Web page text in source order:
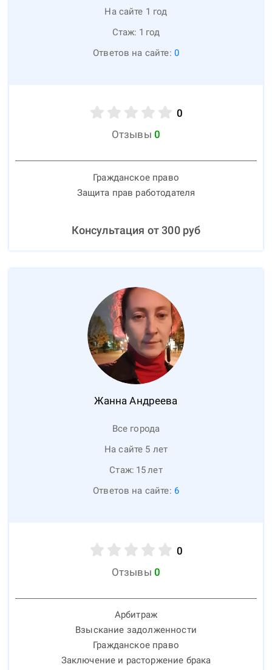
На сайте 1 год
Стаж: 1 год
Ответов на сайте: 0
0
Отзывы 0
Гражданское право
Защита прав работодателя
Консультация от300руб
Жанна Андреева
Все города
На сайте 5 лет
Стаж: 15лет
Ответов на сайте: 6
0
Отзывы 0
Арбитраж
Взыскание задолженности
Гражданское право
Заключение и расторжение брака